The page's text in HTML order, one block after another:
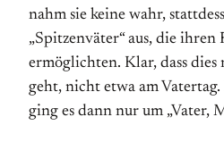
nahm sie keine wahr,
„Spitzen­väter“ aus, die ihren
ermöglichten. Klar, dass dies
geht, nicht etwa am
ging es dann nur um „Vater,